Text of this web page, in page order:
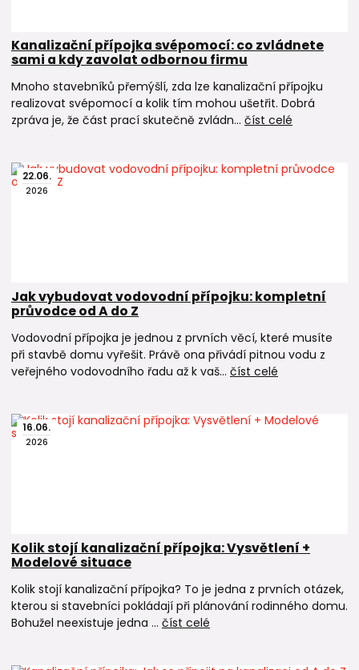
Kanalizační přípojka svépomocí: co zvládnete
sami a kdy zavolat odbornou firmu
Mnoho stavebníků přemýšlí, zda lze kanalizační přípojku
realizovat svépomocí a kolik tím mohou ušetřit. Dobrá
zpráva je, že část prací skutečně zvládn... číst celé
22.06.
2026
Jak vybudovat vodovodní přípojku: kompletní
průvodce od A do Z
Vodovodní přípojka je jednou z prvních věcí, které musíte
při stavbě domu vyřešit. Právě ona přivádí pitnou vodu z
veřejného vodovodního řadu až k vaš... číst celé
16.06.
2026
Kolik stojí kanalizační přípojka: Vysvětlení +
Modelové situace
Kolik stojí kanalizační přípojka? To je jedna z prvních otázek,
kterou si stavebníci pokládají při plánování rodinného domu.
Bohužel neexistuje jedna ... číst celé